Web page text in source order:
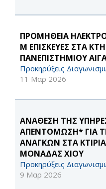
ΠΡΟΜΗΘΕΙΑ
Μ ΕΠΙΣΚΕΥΕΣ ΣΤΑ
ΠΑΝΕΠΙΣΤΗΜΙΟΥ
Προκηρύξεις
11 Μαρ 2026
ΑΝΑΘΕΣΗ ΤΗΣ
ΑΠΕΝΤΟΜΩΣΗ* ΓΙΑ
ΑΝΑΓΚΩΝ ΣΤΑ
ΜΟΝΑΔΑΣ ΧΙΟΥ
Προκηρύξεις
9 Μαρ 2026